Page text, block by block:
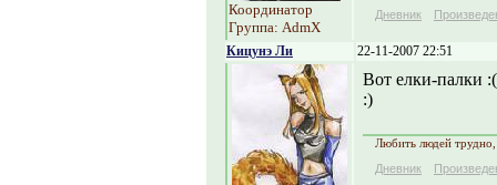
Координатор
Группа: AdmX
Дневник
Кицунэ Ли 22-11-2007 22:51
Вот елки-палки
:)
Любить людей
Дневник